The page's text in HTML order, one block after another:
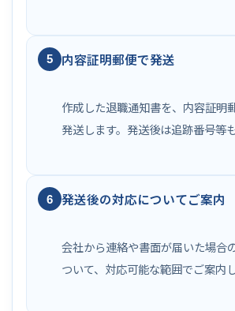
5 内容証明郵便で発送
作成した退職通知書を、内容証明
発送します。発送後は追跡番号等
6 発送後の対応についてご案内
会社から連絡や書面が届いた場合
ついて、対応可能な範囲でご案内し